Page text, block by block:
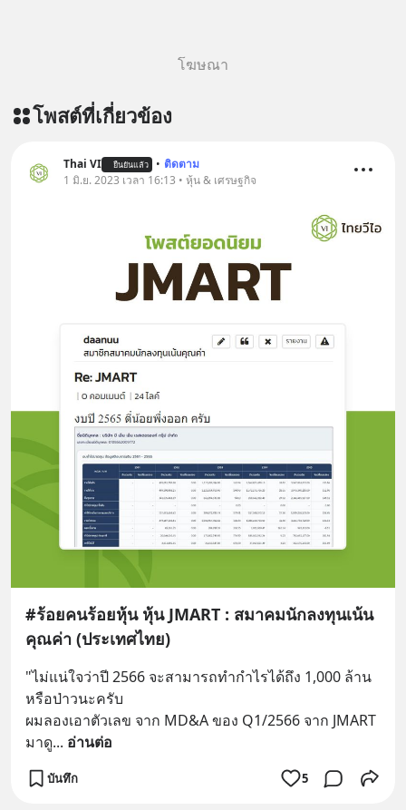
โฆษณา
โพสต์ที่เกี่ยวข้อง
Thai VI ยืนยันแล้ว • ติดตาม
1 มิ.ย. 2023 เวลา 16:13 • หุ้น & เศรษฐกิจ
#ร้อยคนร้อยหุ้น หุ้น JMART : สมาคมนักลงทุนเน้น
คุณค่า (ประเทศไทย)
"ไม่แน่ใจว่าปี 2566 จะสามารถทำกำไรได้ถึง 1,000 ล้าน
หรือป่าวนะครับ
ผมลองเอาตัวเลข จาก MD&A ของ Q1/2566 จาก JMART
มาดู... อ่านต่อ
บันทึก 5